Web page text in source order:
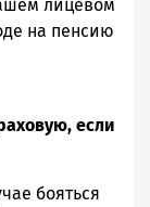
лицевом
на пенсию
если
бояться